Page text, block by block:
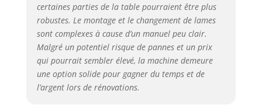
certaines parties de la table pourraient être plus
robustes. Le montage et le changement de lames
sont complexes à cause d’un manuel peu clair.
Malgré un potentiel risque de pannes et un prix
qui pourrait sembler élevé, la machine demeure
une option solide pour gagner du temps et de
l’argent lors de rénovations.